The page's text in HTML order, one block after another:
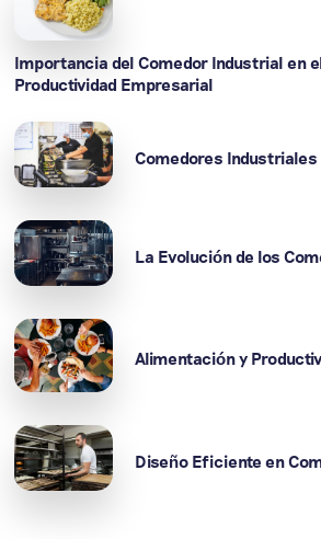
Importancia del Comedor Industrial en
Productividad Empresarial
Comedores
La Evolución de los
Alimentación y
Diseño Eficiente en